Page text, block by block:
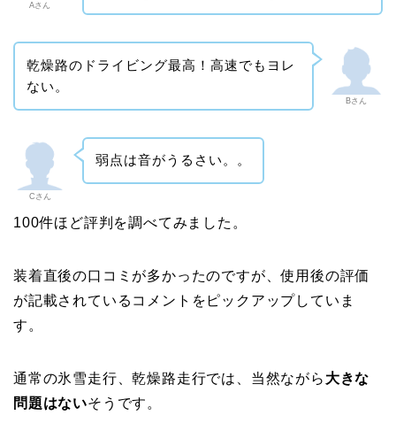
Aさん
Bさん
乾燥路のドライビング最高！高速でもヨレ
ない。
Cさん
弱点は音がうるさい。。
100件ほど評判を調べてみました。
装着直後の口コミが多かったのですが、使用後の評価
が記載されているコメントをピックアップしていま
す。
通常の氷雪走行、乾燥路走行では、当然ながら 大きな
問題はないそうです。